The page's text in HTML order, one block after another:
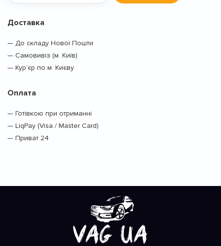
Доставка
— До складу Нової Пошти
— Самовивіз (м. Київ)
— Кур’єр по м. Києву
Оплата
— Готівкою при отриманні
— LiqPay (Visa / Master Card)
— Приват 24